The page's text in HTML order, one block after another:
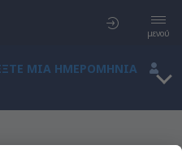
μενού
ΜΙΑ ΗΜΕΡΟΜΗΝΊΑ